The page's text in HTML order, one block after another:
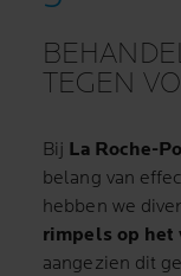
TEGEN
Bij La Roche-
belang van
hebben we
rimpels op het
aangezien dit